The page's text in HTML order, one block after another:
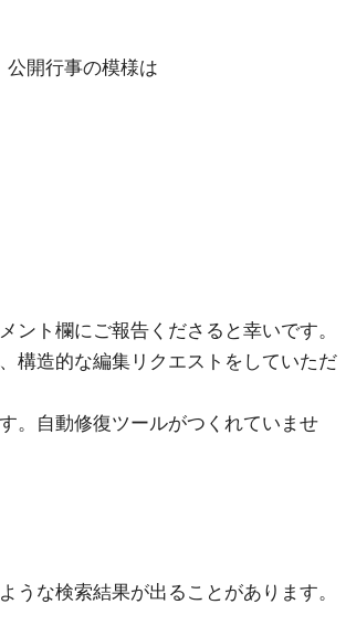
開行事の模様は
ト欄にご報告くださると幸いです。
構造的な編集リクエストをしていただ
。自動修復ツールがつくれていませ
うな検索結果が出ることがあります。